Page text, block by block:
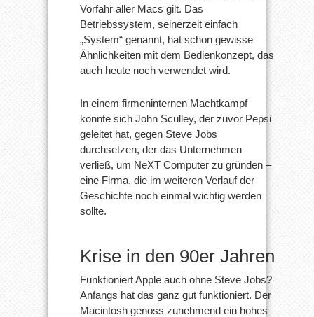
Vorfahr aller Macs gilt. Das
Betriebssystem, seinerzeit einfach
„System“ genannt, hat schon gewisse
Ähnlichkeiten mit dem Bedienkonzept, das
auch heute noch verwendet wird.
In einem firmeninternen Machtkampf
konnte sich John Sculley, der zuvor Pepsi
geleitet hat, gegen Steve Jobs
durchsetzen, der das Unternehmen
verließ, um NeXT Computer zu gründen –
eine Firma, die im weiteren Verlauf der
Geschichte noch einmal wichtig werden
sollte.
Krise in den 90er Jahren
Funktioniert Apple auch ohne Steve Jobs?
Anfangs hat das ganz gut funktioniert. Der
Macintosh genoss zunehmend ein hohes